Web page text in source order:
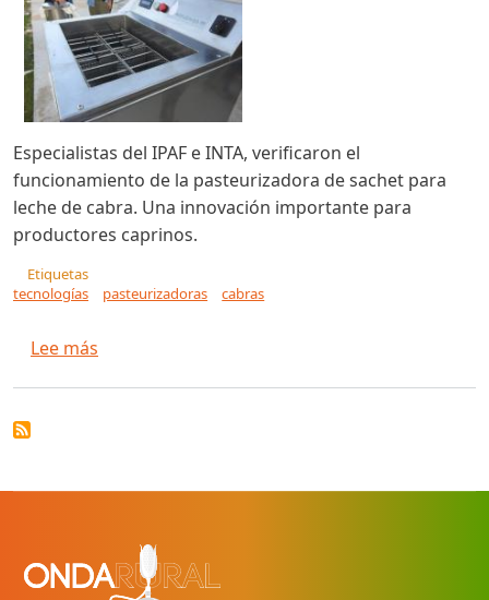
Especialistas del IPAF e INTA, verificaron el
funcionamiento de la pasteurizadora de sachet para
leche de cabra. Una innovación importante para
productores caprinos.
Etiquetas
tecnologías
pasteurizadoras cabras
Lee más